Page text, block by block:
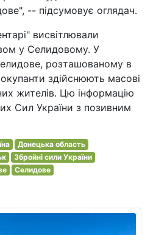
-- підсумовує оглядач.
висвітлювали
у Селидовому. У
розташованому в
здійснюють масові
жителів. Цю інформацію
Сил України з позивним
Донецька область
Збройні сили України
Селидове